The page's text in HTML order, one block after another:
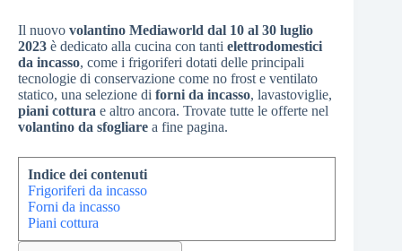
Il nuovo volantino Mediaworld dal 10 al 30 luglio
2023 è dedicato alla cucina con tanti elettrodomestici
da incasso, come i frigoriferi dotati delle principali
tecnologie di conservazione come no frost e ventilato
statico, una selezione di forni da incasso, lavastoviglie,
piani cottura e altro ancora. Trovate tutte le offerte nel
volantino da sfogliare a fine pagina.
Indice dei contenuti
Frigoriferi da incasso
Forni da incasso
Piani cottura